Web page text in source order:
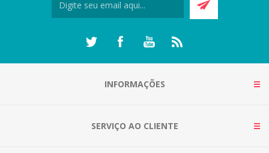
INFORMAÇÕES
SERVIÇO AO CLIENTE